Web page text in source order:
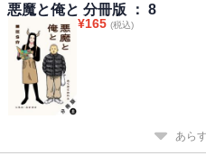
悪魔と俺と 分冊版 ： 8
¥165 (税込)
あら